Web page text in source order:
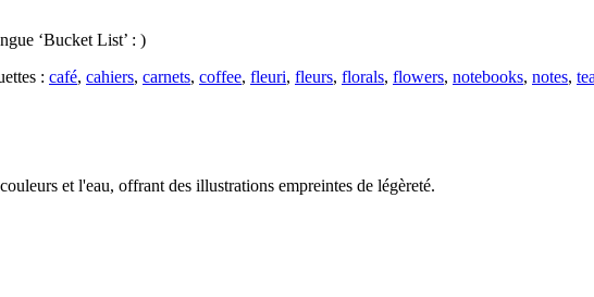
‘Bucket List’ : )
: café, cahiers, carnets, coffee, fleuri, fleurs, florals, flowers, notebooks, notes, tea
et l'eau, offrant des illustrations empreintes de légèreté.